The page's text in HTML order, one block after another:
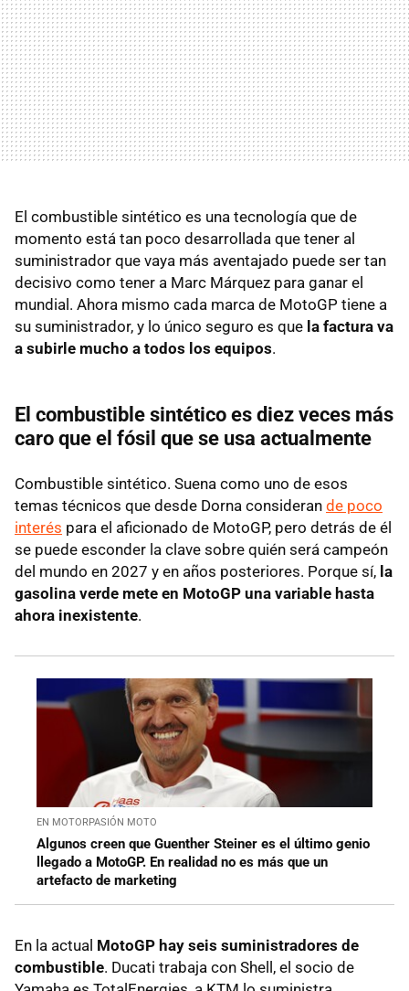
El combustible sintético es una tecnología que de
momento está tan poco desarrollada que tener al
suministrador que vaya más aventajado puede ser tan
decisivo como tener a Marc Márquez para ganar el
mundial. Ahora mismo cada marca de MotoGP tiene a
su suministrador, y lo único seguro es que la factura va
a subirle mucho a todos los equipos.
El combustible sintético es diez veces más
caro que el fósil que se usa actualmente
Combustible sintético. Suena como uno de esos
temas técnicos que desde Dorna consideran de poco
interés para el aficionado de MotoGP, pero detrás de él
se puede esconder la clave sobre quién será campeón
del mundo en 2027 y en años posteriores. Porque sí, la
gasolina verde mete en MotoGP una variable hasta
ahora inexistente.
EN MOTORPASIÓN MOTO
Algunos creen que Guenther Steiner es el último genio
llegado a MotoGP. En realidad no es más que un
artefacto de marketing
En la actual MotoGP hay seis suministradores de
combustible. Ducati trabaja con Shell, el socio de